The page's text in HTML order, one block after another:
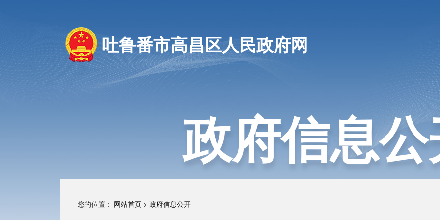
吐鲁番市高昌区人民政府网
政府信息
您的位置： 网站首页 > 政府信息公开